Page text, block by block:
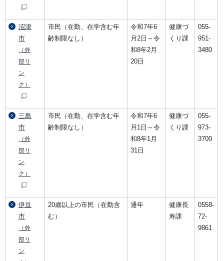
沼津
市
（外
部リ
ン
ク）
市民（在勤、在学含む年
齢制限なし）
令和7年6
月2日～令
和8年2月
20日
健康づ
くり課
055-
951-
3480
三島
市
（外
部リ
ン
ク）
市民（在勤、在学含む年
齢制限なし）
令和7年6
月1日～令
和8年1月
31日
健康づ
くり課
055-
973-
3700
伊豆
市
（外
部リ
ン
20歳以上の市民（在勤含
む）
通年
健康長
寿課
0558-
72-
9861